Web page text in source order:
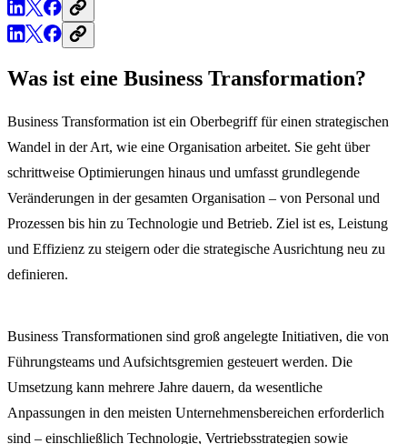
Was ist eine Business Transformation?
Business Transformation ist ein Oberbegriff für einen strategischen
Wandel in der Art, wie eine Organisation arbeitet. Sie geht über
schrittweise Optimierungen hinaus und umfasst grundlegende
Veränderungen in der gesamten Organisation – von Personal und
Prozessen bis hin zu Technologie und Betrieb. Ziel ist es, Leistung
und Effizienz zu steigern oder die strategische Ausrichtung neu zu
definieren.
Business Transformationen sind groß angelegte Initiativen, die von
Führungsteams und Aufsichtsgremien gesteuert werden. Die
Umsetzung kann mehrere Jahre dauern, da wesentliche
Anpassungen in den meisten Unternehmensbereichen erforderlich
sind – einschließlich Technologie, Vertriebsstrategien sowie